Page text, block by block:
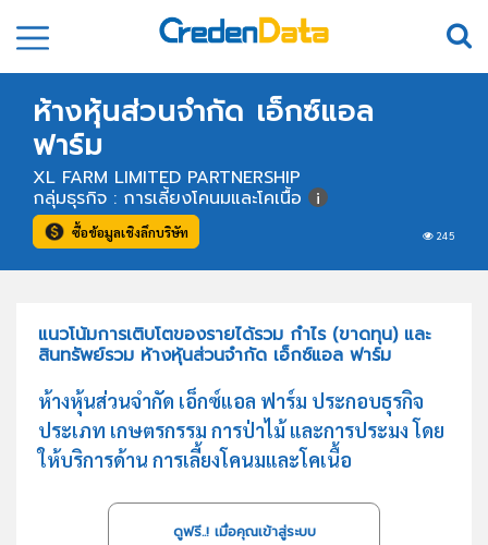
ห้างหุ้นส่วนจำกัด เอ็กซ์แอล
ฟาร์ม
XL FARM LIMITED PARTNERSHIP
245
กลุ่มธุรกิจ : การเลี้ยงโคนมและโคเนื้อ
ซื้อข้อมูลเชิงลึกบริษัท
แนวโน้มการเติบโตของรายได้รวม กำไร (ขาดทุน) และ
สินทรัพย์รวม ห้างหุ้นส่วนจำกัด เอ็กซ์แอล ฟาร์ม
ห้างหุ้นส่วนจำกัด เอ็กซ์แอล ฟาร์ม ประกอบธุรกิจ
ประเภท เกษตรกรรม การป่าไม้ และการประมง โดย
ให้บริการด้าน การเลี้ยงโคนมและโคเนื้อ
ดูฟรี..! เมื่อคุณเข้าสู่ระบบ